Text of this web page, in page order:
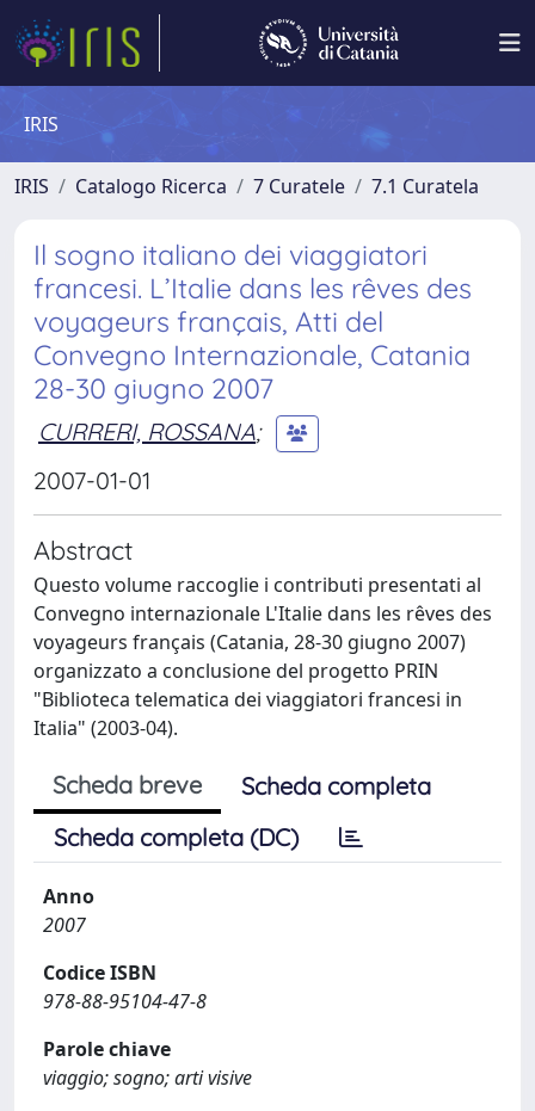
IRIS
IRIS Catalogo Ricerca 7 Curatele 7.1 Curatela
Il sogno italiano dei viaggiatori
francesi. L’Italie dans les rêves des
voyageurs français, Atti del
Convegno Internazionale, Catania
28-30 giugno 2007
CURRERI, ROSSANA;
2007-01-01
Abstract
Questo volume raccoglie i contributi presentati al
Convegno internazionale L'Italie dans les rêves des
voyageurs français (Catania, 28-30 giugno 2007)
organizzato a conclusione del progetto PRIN
"Biblioteca telematica dei viaggiatori francesi in
Italia" (2003-04).
Scheda breve
Scheda completa
Scheda completa (DC)
Anno
2007
Codice ISBN
978-88-95104-47-8
Parole chiave
viaggio; sogno; arti visive